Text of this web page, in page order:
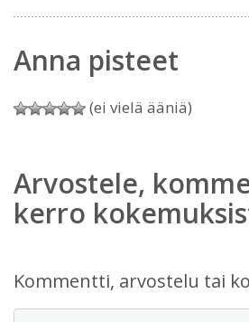
Anna pisteet
(ei vielä ääniä)
Arvostele,
kerro
Kommentti, arvostelu tai